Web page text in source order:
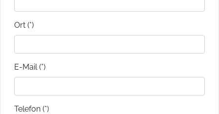
Ort (*)
E-Mail (*)
Telefon (*)